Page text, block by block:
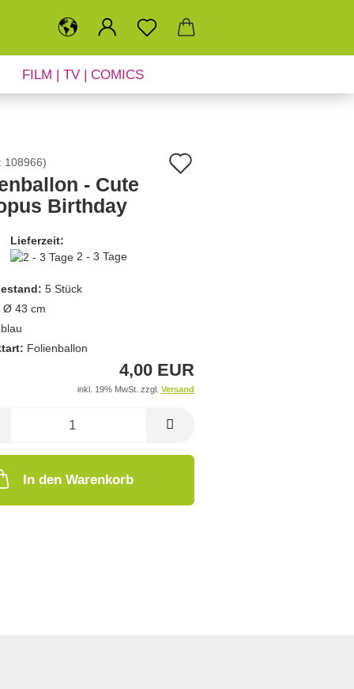
FILM | TV | COMICS
108966)
- Cute
Birthday
Lieferzeit:
2 - 3 Tage
5 Stück
Ø 43 cm
blau
Folienballon
4,00 EUR
inkl. 19% MwSt. zzgl. Versand
In den Warenkorb